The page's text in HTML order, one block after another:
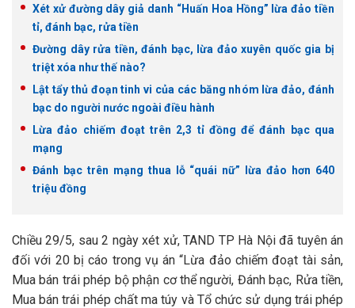
Xét xử đường dây giả danh “Huấn Hoa Hồng” lừa đảo tiền
tỉ, đánh bạc, rửa tiền
Đường dây rửa tiền, đánh bạc, lừa đảo xuyên quốc gia bị
triệt xóa như thế nào?
Lật tẩy thủ đoạn tinh vi của các băng nhóm lừa đảo, đánh
bạc do người nước ngoài điều hành
Lừa đảo chiếm đoạt trên 2,3 tỉ đồng để đánh bạc qua
mạng
Đánh bạc trên mạng thua lỗ “quái nữ” lừa đảo hơn 640
triệu đồng
Chiều 29/5, sau 2 ngày xét xử, TAND TP Hà Nội đã tuyên án
đối với 20 bị cáo trong vụ án “Lừa đảo chiếm đoạt tài sản,
Mua bán trái phép bộ phận cơ thể người, Đánh bạc, Rửa tiền,
Mua bán trái phép chất ma túy và Tổ chức sử dụng trái phép